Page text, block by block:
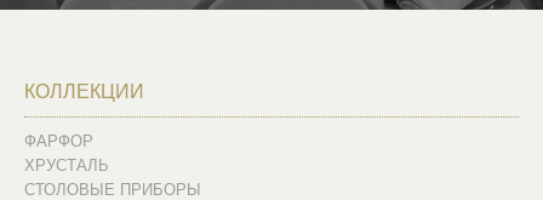
КОЛЛЕКЦИИ
ФАРФОР
ХРУСТАЛЬ
СТОЛОВЫЕ ПРИБОРЫ